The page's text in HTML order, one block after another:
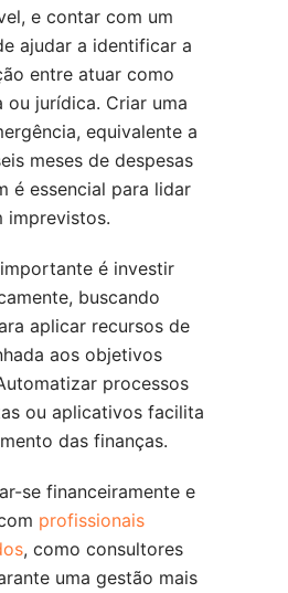
e contar com um
ajudar a identificar a
entre atuar como
ou jurídica. Criar uma
equivalente a
meses de despesas
é essencial para lidar
imprevistos.
é investir
buscando
aplicar recursos de
aos objetivos
processos
ou aplicativos facilita
das finanças.
se financeiramente e
profissionais
, como consultores
uma gestão mais